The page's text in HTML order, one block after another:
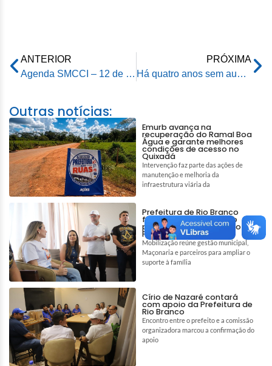
ANTERIOR
Agenda SMCCI – 12 de fevereiro de 2025
PRÓXIMA
Há quatro anos sem aumento nas tarifas de ônibus, Rio Branco tem inflação negativa, aponta IBGE
Outras notícias:
Emurb avança na
recuperação do Ramal Boa
Água e garante melhores
condições de acesso no
Quixadá
Intervenção faz parte das ações de
manutenção e melhoria da
infraestrutura viária da
Prefeitura de Rio Branco
fortalece rede de apoio
para auxiliar tratamento de
Pedro e Tiago
Mobilização reúne gestão municipal,
Maçonaria e parceiros para ampliar o
suporte à família
Círio de Nazaré contará
com apoio da Prefeitura de
Rio Branco
Encontro entre o prefeito e a comissão
organizadora marcou a confirmação do
apoio